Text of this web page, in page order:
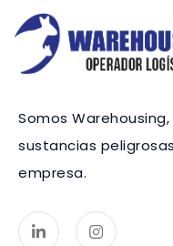
Somos
sustancias
empresa.